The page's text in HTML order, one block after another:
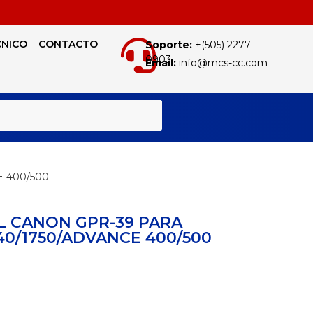
CONTACTO Soporte:+(505) 2277
0903
Email:info@mcs-cc.com
400/500
CANON GPR-39 PARA
1750/ADVANCE 400/500